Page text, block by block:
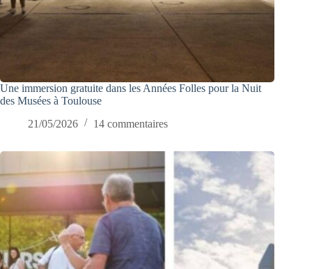
Une immersion gratuite dans les Années Folles pour la Nuit
des Musées à Toulouse
21/05/2026
14 commentaires